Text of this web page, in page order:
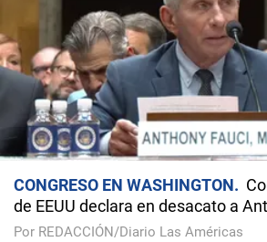
CONGRESO EN WASHINGTON
de EEUU declara en desacato a
Por REDACCIÓN/Diario Las Américas